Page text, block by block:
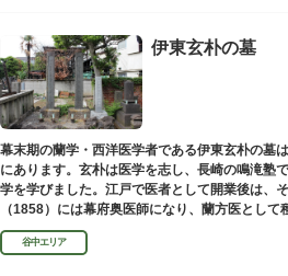
伊東玄朴の墓
幕末期の蘭学・西洋医学者である伊東玄朴の墓
にあります。玄朴は医学を志し、長崎の鳴滝塾
学を学びました。江戸で医者として開業後は、
（1858）には幕府奥医師になり、蘭方医とし
東京大学医学部）の開設などに尽力し、明治4年
た。谷中エリア